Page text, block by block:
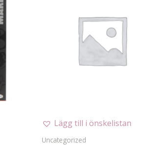
Lägg till i önskelistan
Uncategorized